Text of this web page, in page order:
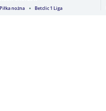
Piłka nożna Betclic 1 Liga